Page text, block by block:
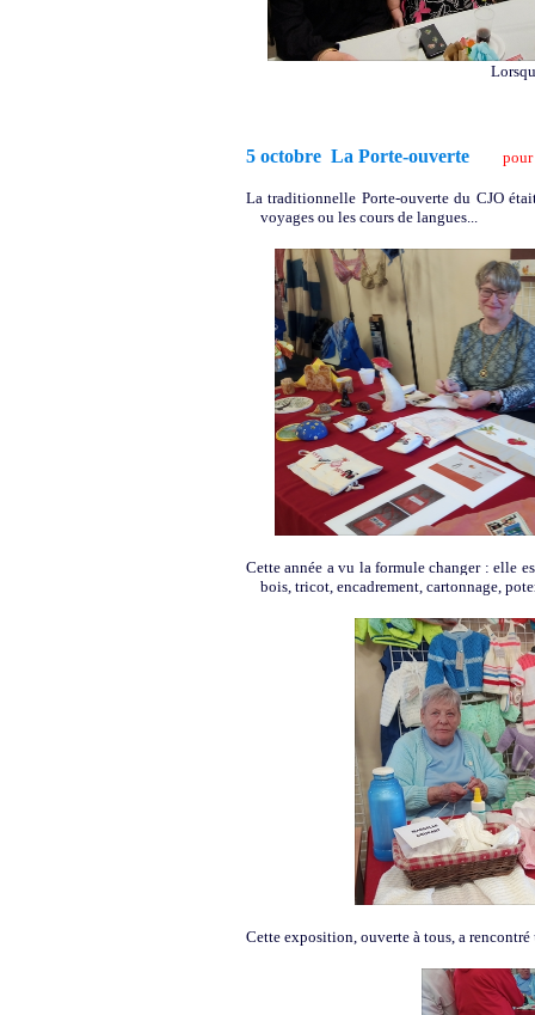
5 octobre La Porte-ouverte pour
La traditionnelle Porte-ouverte du CJO
voyages ou les cours de langues...
Cette année a vu la formule changer : elle
bois, tricot, encadrement, cartonnage,
Cette exposition, ouverte à tous, a